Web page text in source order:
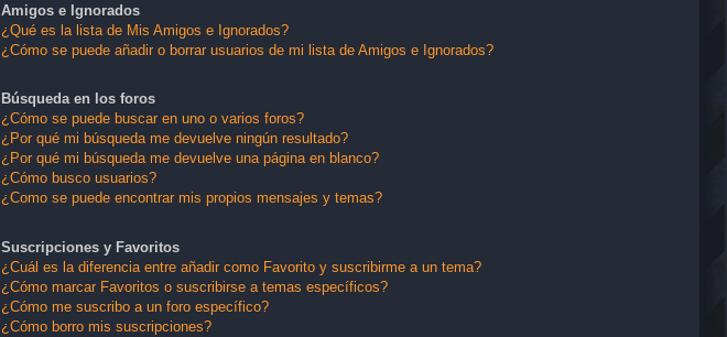
Amigos e Ignorados
¿Qué es la lista de Mis Amigos e Ignorados?
¿Cómo se puede añadir o borrar usuarios de mi lista de Amigos e Ignorados?
Búsqueda en los foros
¿Cómo se puede buscar en uno o varios foros?
¿Por qué mi búsqueda me devuelve ningún resultado?
¿Por qué mi búsqueda me devuelve una página en blanco?
¿Cómo busco usuarios?
¿Como se puede encontrar mis propios mensajes y temas?
Suscripciones y Favoritos
¿Cuál es la diferencia entre añadir como Favorito y suscribirme a un tema?
¿Cómo marcar Favoritos o suscribirse a temas específicos?
¿Cómo me suscribo a un foro específico?
¿Cómo borro mis suscripciones?